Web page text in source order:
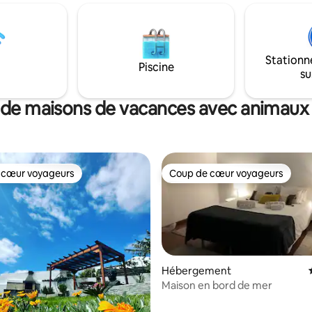
la rue sous réserve de
et de paiement d'une
L'appartement comprend une
entièrement équipée, une
un espace de travail avec un
une connexion Wi-Fi haut
Piscine
maisons de vacances avec
cœur voyageurs
voyageurs Coup de cœur voyageurs
Coup de cœur voyageurs
Hébergement
Maison en bord de mer